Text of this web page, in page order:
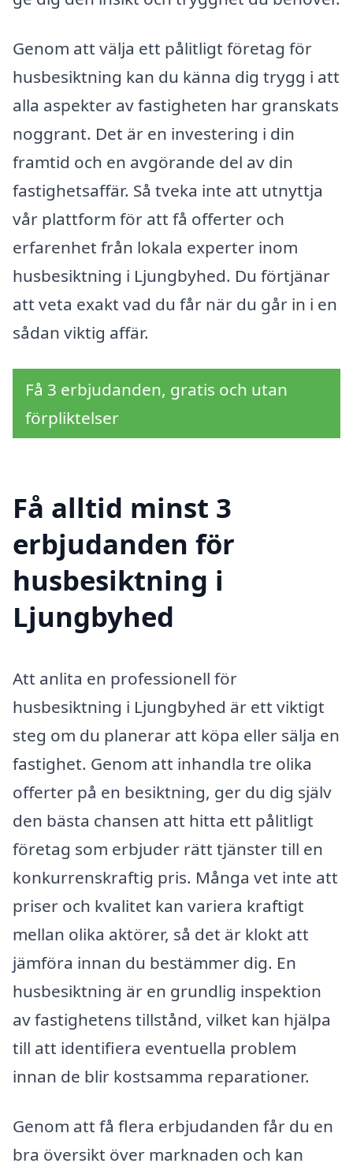
Genom att välja ett pålitligt företag för
husbesiktning kan du känna dig trygg i att
alla aspekter av fastigheten har granskats
noggrant. Det är en investering i din
framtid och en avgörande del av din
fastighetsaffär. Så tveka inte att utnyttja
vår plattform för att få offerter och
erfarenhet från lokala experter inom
husbesiktning i Ljungbyhed. Du förtjänar
att veta exakt vad du får när du går in i en
sådan viktig affär.
Få 3 erbjudanden, gratis och utan
förpliktelser
Få alltid minst 3
erbjudanden för
husbesiktning i
Ljungbyhed
Att anlita en professionell för
husbesiktning i Ljungbyhed är ett viktigt
steg om du planerar att köpa eller sälja en
fastighet. Genom att inhandla tre olika
offerter på en besiktning, ger du dig själv
den bästa chansen att hitta ett pålitligt
företag som erbjuder rätt tjänster till en
konkurrenskraftig pris. Många vet inte att
priser och kvalitet kan variera kraftigt
mellan olika aktörer, så det är klokt att
jämföra innan du bestämmer dig. En
husbesiktning är en grundlig inspektion
av fastighetens tillstånd, vilket kan hjälpa
till att identifiera eventuella problem
innan de blir kostsamma reparationer.
Genom att få flera erbjudanden får du en
bra översikt över marknaden och kan